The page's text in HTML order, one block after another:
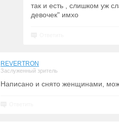
так и есть , слишком уж
девочек" имхо
REVERTRON
Заслуженный зритель
Написано и снято женщинами,